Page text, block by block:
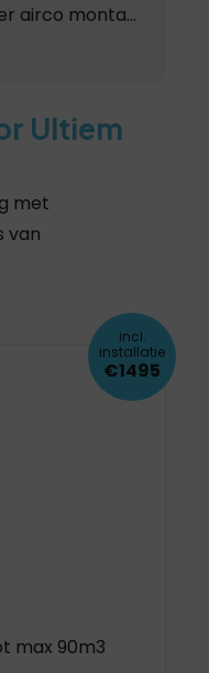
airco montage
Ultiem
met
van
max 90m3
incl.
installatie
€1495